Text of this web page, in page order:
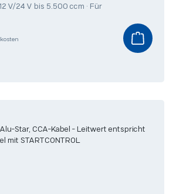
V/24 V bis 5.500 ccm • Für